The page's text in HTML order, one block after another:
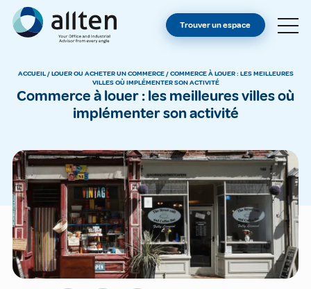
Allten
TROUVER UN ESPACE
CONTACT
Trouver un espace
ACCUEIL/LOUER OU ACHETER UN COMMERCE/COMMERCE À LOUER : LES MEILLEURES
VILLES OÙ IMPLÉMENTER SON ACTIVITÉ
Commerce à louer : les meilleures villes où
implémenter son activité